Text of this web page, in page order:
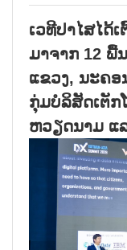
ເວທີປາໄສໄດ້
ມາຈາກ 12 ພື້
ແຂວງ, ນະຄອ
ກຸ່ມບໍລິສັດເຕັກ
ຫວຽດນາມ ແ